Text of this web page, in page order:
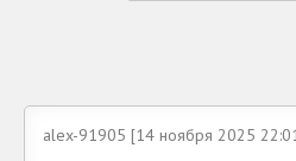
alex-91905 [14 ноября 2025